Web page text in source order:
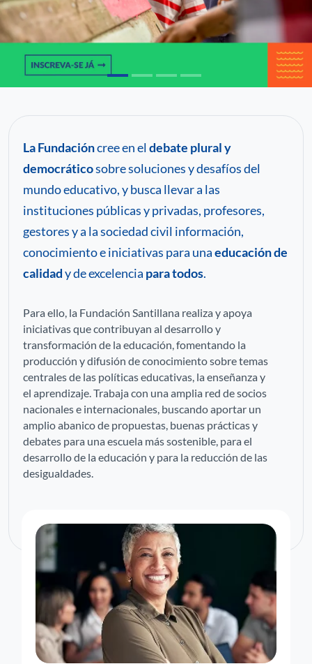
La Fundacióncree en eldebate plural y
democráticosobre soluciones y desafíos del
mundo educativo, y busca llevar a las
instituciones públicas y privadas, profesores,
gestores y a la sociedad civil información,
conocimiento e iniciativas para unaeducación de
calidady de excelencia para todos.
Para ello, la Fundación Santillana realiza y apoya
iniciativas que contribuyan al desarrollo y
transformación de la educación, fomentando la
producción y difusión de conocimiento sobre temas
centrales de las políticas educativas, la enseñanza y
el aprendizaje. Trabaja con una amplia red de socios
nacionales e internacionales, buscando aportar un
amplio abanico de propuestas, buenas prácticas y
debates para una escuela más sostenible, para el
desarrollo de la educación y para la reducción de las
desigualdades.